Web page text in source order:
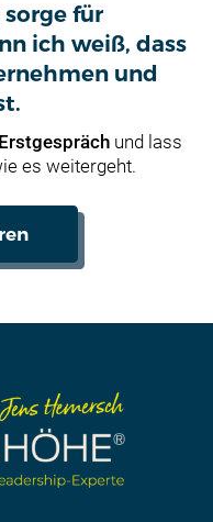
für
ich weiß, dass
und
und lass
es weitergeht.